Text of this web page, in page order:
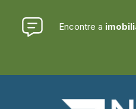
Encontre a